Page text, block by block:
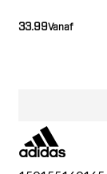
Vanaf
33.99